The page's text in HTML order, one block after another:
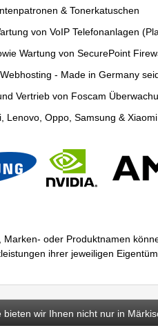
& Tonerkatuschen
von VoIP Telefonanlagen
Wartung von SecurePoint
- Made in Germany
Vertrieb von Foscam
Lenovo, Oppo, Samsung &
oder Produktnamen
ihrer jeweiligen
wir Ihnen nicht nur in